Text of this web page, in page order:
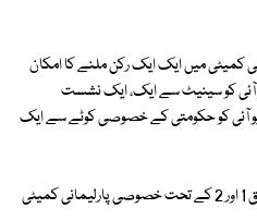
کمیٹی میں ایک ایک رکن ملنے کا امکان
آئی کو سینیٹ سے ایک، ایک نشست
آئی کو حکومتی کے خصوصی کوٹے سے ایک
آرٹیکل 175اے کی شق 3 اے کی ذیلی شق 1 اور 2 کے تحت خصوصی پارلیمانی کمیٹی